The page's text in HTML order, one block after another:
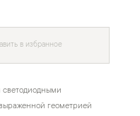
в избранное
светодиодными
геометрией